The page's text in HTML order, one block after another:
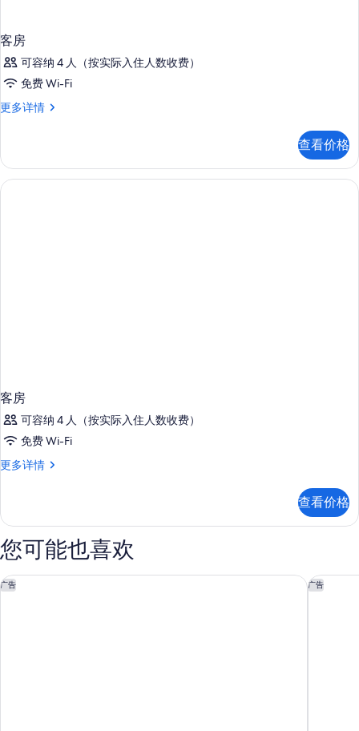
客房
可容纳 4 人（按实际入住人数收费）
免费 Wi-Fi
更多详情
客
信
息
查看价格
客房
可容纳 4 人（按实际入住人数收费）
免费 Wi-Fi
更多详情
客
信
息
查看价格
您可能也喜欢
广告
Iberostar Waves 普拉亚加维奥塔斯 -全包 广告
Zel 富埃